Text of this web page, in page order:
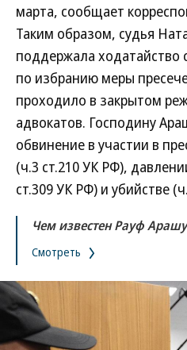
марта, сообщает
Таким образом, судья
поддержала ходатайство
по избранию меры
проходило в закрытом
адвокатов. Господину
обвинение в участии в
(ч.3 ст.210 УК РФ),
ст.309 УК РФ) и убийстве
Чем известен Рауф
Смотреть